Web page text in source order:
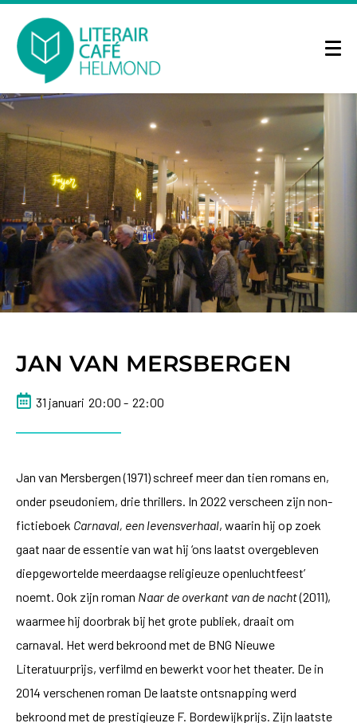
JAN VAN MERSBERGEN
31 januari 20:00 - 22:00
Jan van Mersbergen (1971) schreef meer dan tien romans en,
onder pseudoniem, drie thrillers. In 2022 verscheen zijn non-
fictieboek Carnaval, een levensverhaal, waarin hij op zoek
gaat naar de essentie van wat hij ‘ons laatst overgebleven
diepgewortelde meerdaagse religieuze openluchtfeest’
noemt. Ook zijn roman Naar de overkant van de nacht(2011),
waarmee hij doorbrak bij het grote publiek, draait om
carnaval. Het werd bekroond met de BNG Nieuwe
Literatuurprijs, verfilmd en bewerkt voor het theater. De in
2014 verschenen roman De laatste ontsnapping werd
bekroond met de prestigieuze F. Bordewijkprijs. Zijn laatste